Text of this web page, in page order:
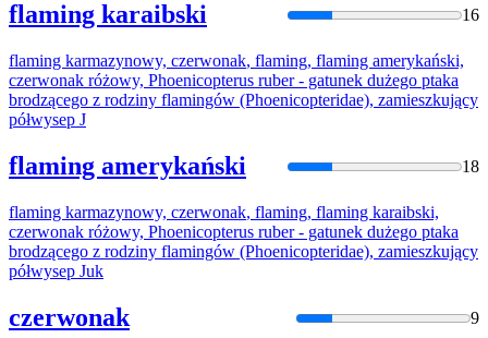
flaming karaibski 16
flaming karmazynowy, czerwonak, flaming, flaming amerykański,
czerwonak różowy, Phoenicopterus ruber - gatunek dużego ptaka
brodzącego z rodziny flamingów (Phoenicopteridae), zamieszkujący
półwysep J
flaming amerykański 18
flaming karmazynowy, czerwonak, flaming, flaming karaibski,
czerwonak różowy, Phoenicopterus ruber - gatunek dużego ptaka
brodzącego z rodziny flamingów (Phoenicopteridae), zamieszkujący
półwysep Juk
czerwonak 9